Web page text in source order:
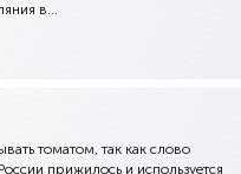
в...
томатом, так как слово
прижилось и используется